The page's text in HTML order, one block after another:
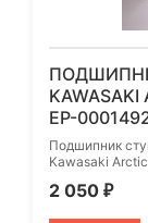
EP-
Подшипник
Kawasaki
2 050 ₽